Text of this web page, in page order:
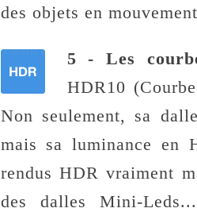
des objets en
5 - Les
HDR10
Non seulement, sa
mais sa luminance en
rendus HDR vraiment
des dalles Mini-